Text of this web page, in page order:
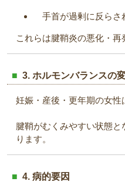
手首が過剰に反らさ
これらは腱鞘炎の悪化・再
3. ホルモンバランスの
妊娠・産後・更年期の女性
腱鞘がむくみやすい状態
ります。
4. 病的要因